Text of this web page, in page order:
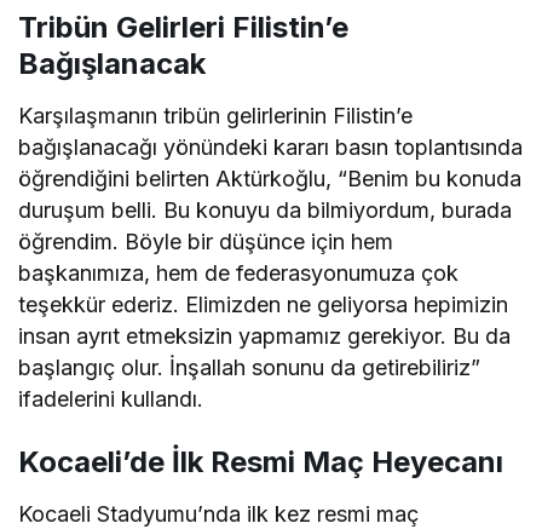
Tribün Gelirleri Filistin’e
Bağışlanacak
Karşılaşmanın tribün gelirlerinin Filistin’e
bağışlanacağı yönündeki kararı basın toplantısında
öğrendiğini belirten Aktürkoğlu, “Benim bu konuda
duruşum belli. Bu konuyu da bilmiyordum, burada
öğrendim. Böyle bir düşünce için hem
başkanımıza, hem de federasyonumuza çok
teşekkür ederiz. Elimizden ne geliyorsa hepimizin
insan ayrıt etmeksizin yapmamız gerekiyor. Bu da
başlangıç olur. İnşallah sonunu da getirebiliriz”
ifadelerini kullandı.
Kocaeli’de İlk Resmi Maç Heyecanı
Kocaeli Stadyumu’nda ilk kez resmi maç